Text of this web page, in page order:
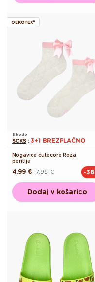
OEKOTEX®
S kodo
SCKS : 3+1 BREZPLAČNO
Nogavice cutecore Roza
pentlja
Redna 7.99 €
Akcijska
4.99 € -
Dodaj v košarico